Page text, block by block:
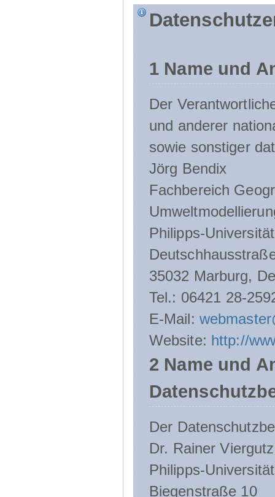
1 Name und
Der
und anderer
sowie sonstiger
Jörg Bendix
Fachbereich
Philipps-
35032 Marburg,
Tel.: 06421 28-
E-Mail:
Website: http://
2 Name und
Der
Dr. Rainer Viergutz
Philipps-
Biegenstraße 10